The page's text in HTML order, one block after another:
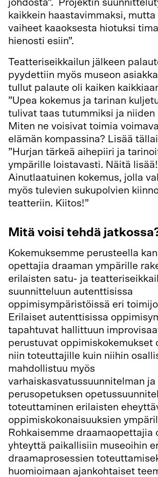
johdosta”. Projektin
kaikkein haastavimmaksi, mutta
vaiheet kaaoksesta hiotuksi
hienosti esiin”.
Teatteriseikkailun jälkeen
pyydettiin myös museon
tullut palaute oli kaiken
”Upea kokemus ja tarinan
tulivat taas tutummiksi ja niiden
Miten ne voisivat toimia
elämän kompassina? Lisää
”Hurjan tärkeä aihepiiri ja
ympärille loistavasti. Näitä lisää!
Ainutlaatuinen kokemus, jolla
myös tulevien sukupolvien
teatteriin. Kiitos!”
Mitä voisi tehdä
Kokemuksemme perusteella
opettajia draaman ympärille
erilaisten satu- ja
suunnitteluun autenttisissa
oppimisympäristöissä eri
Erilaiset autenttisissa
tapahtuvat hallittuun
perustuvat oppimiskokemukset
niin toteuttajille kuin niihin
mahdollistuu myös
varhaiskasvatussuunnitelman ja
perusopetuksen
toteuttaminen erilaisten
oppimiskokonaisuuksien
Rohkaisemme draamaopettajia
yhteyttä paikallisiin museoihin
draamaprosessien
huomioimaan ajankohtaiset